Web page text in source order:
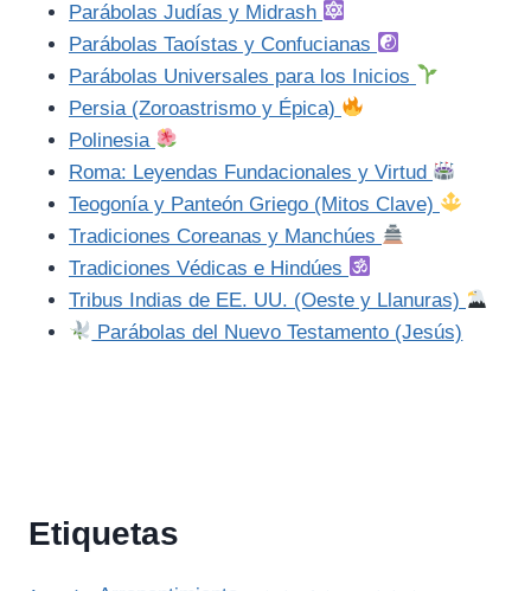
Parábolas Judías y Midrash
Parábolas Taoístas y Confucianas
Parábolas Universales para los Inicios
Persia (Zoroastrismo y Épica)
Polinesia
Roma: Leyendas Fundacionales y Virtud
Teogonía y Panteón Griego (Mitos Clave)
Tradiciones Coreanas y Manchúes
Tradiciones Védicas e Hindúes
Tribus Indias de EE. UU. (Oeste y Llanuras)
Parábolas del Nuevo Testamento (Jesús)
Etiquetas